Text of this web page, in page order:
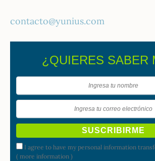
contacto@yunius.com
¿QUIERES SABER
I agree to have my personal information
(more information )